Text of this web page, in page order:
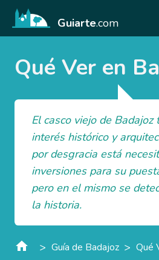
Guiarte.com
Qué Ver en
El casco viejo de Badajoz
interés histórico y
por desgracia está
inversiones para su
pero en el mismo se
la historia.
> Guía de Badajoz > Qué